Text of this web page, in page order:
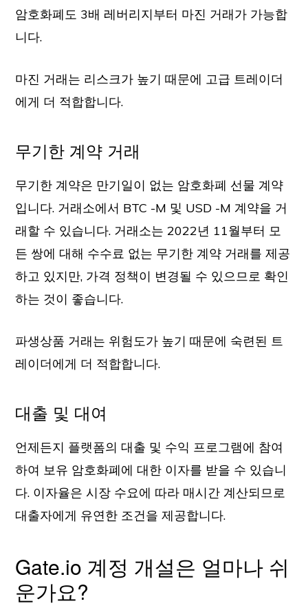
암호화폐도 3배 레버리지부터 마진 거래가 가능합
니다.
마진 거래는 리스크가 높기 때문에 고급 트레이더
에게 더 적합합니다.
무기한 계약 거래
무기한 계약은 만기일이 없는 암호화폐 선물 계약
입니다. 거래소에서 BTC -M 및 USD -M 계약을 거
래할 수 있습니다. 거래소는 2022년 11월부터 모
든 쌍에 대해 수수료 없는 무기한 계약 거래를 제공
하고 있지만, 가격 정책이 변경될 수 있으므로 확인
하는 것이 좋습니다.
파생상품 거래는 위험도가 높기 때문에 숙련된 트
레이더에게 더 적합합니다.
대출 및 대여
언제든지 플랫폼의 대출 및 수익 프로그램에 참여
하여 보유 암호화폐에 대한 이자를 받을 수 있습니
다. 이자율은 시장 수요에 따라 매시간 계산되므로
대출자에게 유연한 조건을 제공합니다.
Gate.io 계정 개설은 얼마나 쉬
운가요?